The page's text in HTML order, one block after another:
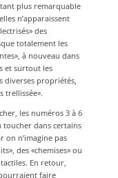
plus remarquable
n’apparaissent
des
totalement les
à nouveau dans
et surtout les
diverses propriétés,
trellissée».
les numéros 3 à 6
dans certains
on n’imagine pas
des «chemises» ou
En retour,
faire